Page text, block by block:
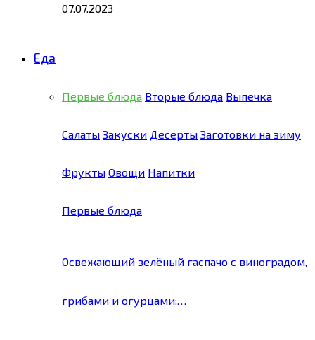
07.07.2023
Еда
Первые блюда Вторые блюда Выпечка
Салаты Закуски Десерты Заготовки на зиму
Фрукты Овощи Напитки
Первые блюда
Освежающий зелёный гаспачо с виноградом,
грибами и огурцами:…